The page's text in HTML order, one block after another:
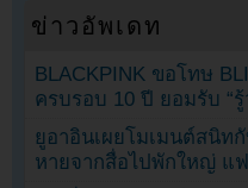
ข่าวอัพเดท
BLACKPINK ขอโทษ
ครบรอบ 10 ปี ยอมรับ “
ยูอาอินเผยโมเมนต์สนิท
หายจากสื่อไปพักใหญ่ แ